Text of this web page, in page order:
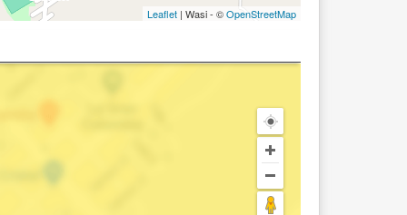
Leaflet | Wasi - ©OpenStreetMap